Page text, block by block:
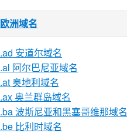
欧洲域名
.ad 安道尔域名
.al 阿尔巴尼亚域名
.at 奥地利域名
.ax 奥兰群岛域名
.ba 波斯尼亚和黑塞哥维那域名
.be 比利时域名